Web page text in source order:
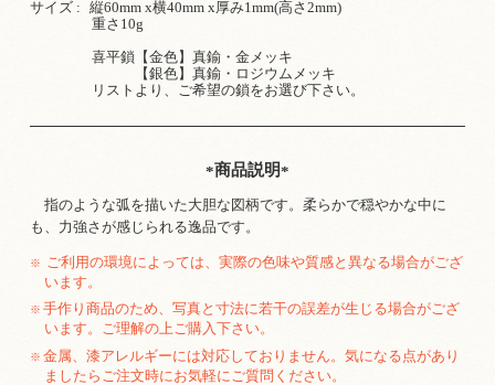
サイズ : 縦60mm x横40mm x厚み1mm(高さ2mm)
重さ10g
喜平鎖【金色】真鍮・金メッキ
【銀色】真鍮・ロジウムメッキ
リストより、ご希望の鎖をお選び下さい。
商品説明
指のような弧を描いた大胆な図柄です。柔らかで穏やかな中に
も、力強さが感じられる逸品です。
※
ご利用の環境によっては、実際の色味や質感と異なる場合がござ
います。
※ 手作り商品のため、写真と寸法に若干の誤差が生じる場合がござ
います。ご理解の上ご購入下さい。
※ 金属、漆アレルギーには対応しておりません。気になる点があり
ましたらご注文時にお気軽にご質問ください。